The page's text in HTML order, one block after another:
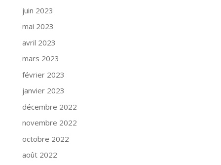
juin 2023
mai 2023
avril 2023
mars 2023
février 2023
janvier 2023
décembre 2022
novembre 2022
octobre 2022
août 2022